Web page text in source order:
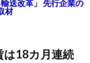
送改革」 先行企業の
材